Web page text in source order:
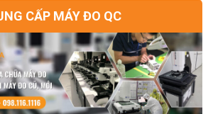
CẤP MÁY ĐO QC